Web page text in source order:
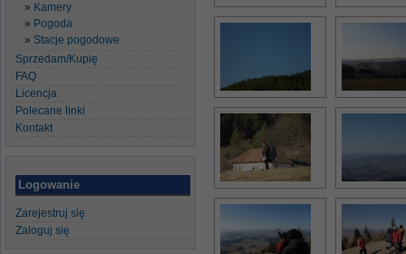
Kamery
Pogoda
Stacje pogodowe
Sprzedam/Kupię
FAQ
Licencja
Polecane linki
Kontakt
Logowanie
Zarejestruj się
Zaloguj się